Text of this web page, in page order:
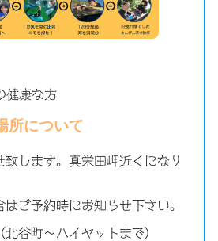
健康な方
所について
致します。真栄田岬近くになり
ご予約時にお知らせ下さい。
谷町〜ハイヤットまで）